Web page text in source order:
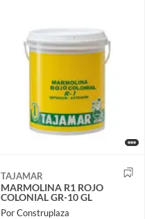
TAJAMAR
MARMOLINA R1 ROJO
COLONIAL GR-10 GL
Por Construplaza